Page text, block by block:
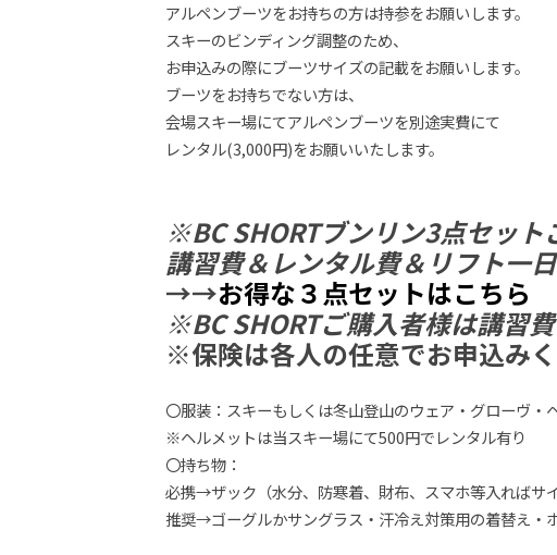
アルペンブーツをお持ちの方は持参をお願いします。
スキーのビンディング調整のため、
お申込みの際にブーツサイズの記載をお願いします。
ブーツをお持ちでない方は、
会場スキー場にてアルペンブーツを別途実費にて
レンタル(3,000円)をお願いいたします。
※BC SHORTブンリン3点セット
講習費＆レンタル費＆リフト一
→→お得な３点セットはこちら
※BC SHORTご購入者様は講習
※保険は各人の任意でお申込みく
〇服装：スキーもしくは冬山登山のウェア・グローヴ・
※ヘルメットは当スキー場にて500円でレンタル有り
〇持ち物：
必携→ザック（水分、防寒着、財布、スマホ等入ればサイ
推奨→ゴーグルかサングラス・汗冷え対策用の着替え・